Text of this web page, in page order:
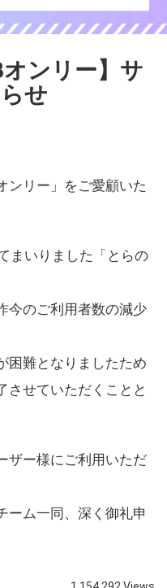
オンリー】サ
せ
ンリー」をご愛顧いた
まいりました「とらの
今のご利用者数の減少
困難となりましたため
させていただくことと
ザー様にご利用いただ
ーム一同、深く御礼申